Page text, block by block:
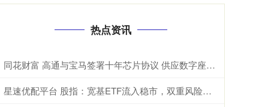
热点资讯
同花财富 高通与宝马签署十年芯片协议 供应数字座舱及ADAS计算芯片
星速优配平台 股指：宽基ETF流入稳市，双重风险担忧推动再平衡